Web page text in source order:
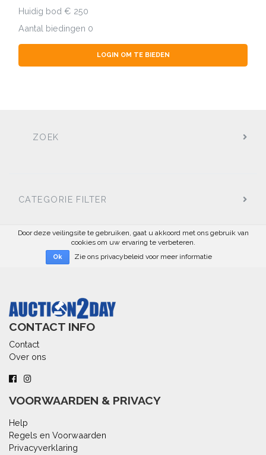
Huidig bod
250
Aantal biedingen 0
LOGIN OM TE BIEDEN
ZOEK
CATEGORIE FILTER
Door deze veilingsite te gebruiken, gaat u akkoord met ons gebruik van
cookies om uw ervaring te verbeteren.
Ok Zie ons privacybeleid voor meer informatie
CONTACT INFO
Contact
Over ons
VOORWAARDEN & PRIVACY
Help
Regels en Voorwaarden
Privacyverklaring